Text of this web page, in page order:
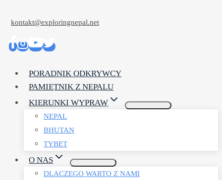
dokontakt@exploringnepal.net
PORADNIK ODKRYWCY
PAMIĘTNIK Z NEPALU
KIERUNKI WYPRAW
NEPAL
BHUTAN
TYBET
O NAS
DLACZEGO WARTO Z NAMI